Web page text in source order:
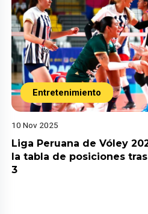
Entretenimiento
10 Nov 2025
Liga Peruana de Vóley
la tabla de posiciones
3